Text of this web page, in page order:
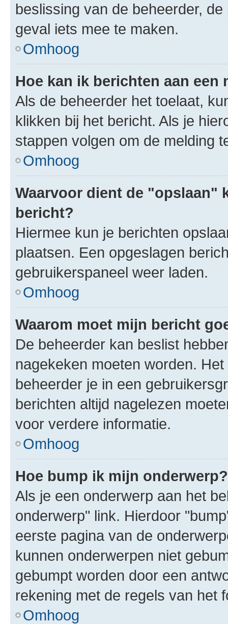
beslissing van de beheerder,
geval iets mee te maken.
Omhoog
Hoe kan ik berichten aan een
Als de beheerder het toelaat,
klikken bij het bericht. Als je
stappen volgen om de melding
Omhoog
Waarvoor dient de "opslaan"
bericht?
Hiermee kun je berichten
plaatsen. Een opgeslagen
gebruikerspaneel weer laden.
Omhoog
Waarom moet mijn bericht
De beheerder kan beslist
nagekeken moeten worden.
beheerder je in een
berichten altijd nagelezen
voor verdere informatie.
Omhoog
Hoe bump ik mijn onderwerp?
Als je een onderwerp aan het
onderwerp" link. Hierdoor
eerste pagina van de
kunnen onderwerpen niet
gebumpt worden door een
rekening met de regels van het
Omhoog